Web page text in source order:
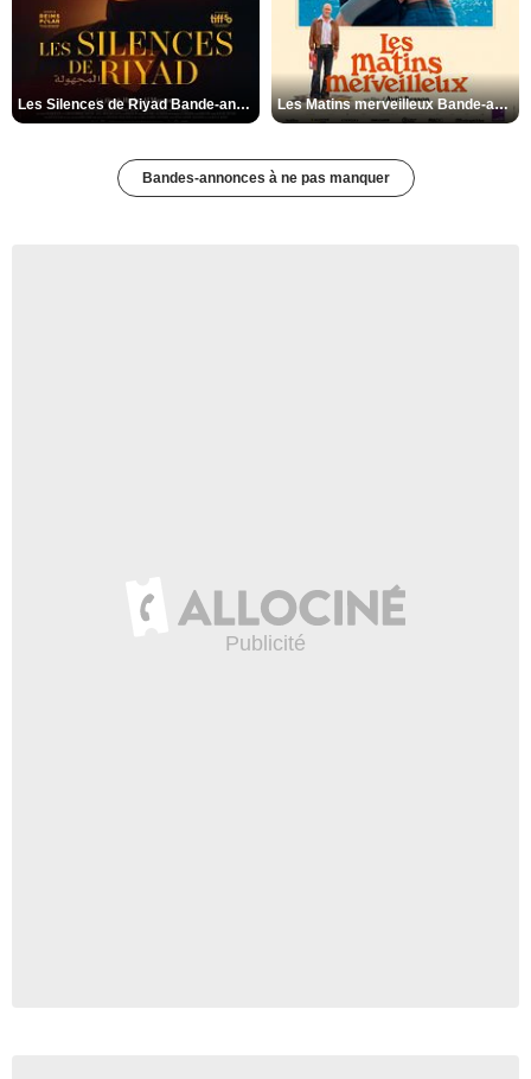
Les Silences de Riyad Bande-annonce VO STFR Les Matins merveilleux Bande-annonce VF
Bandes-annonces à ne pas manquer